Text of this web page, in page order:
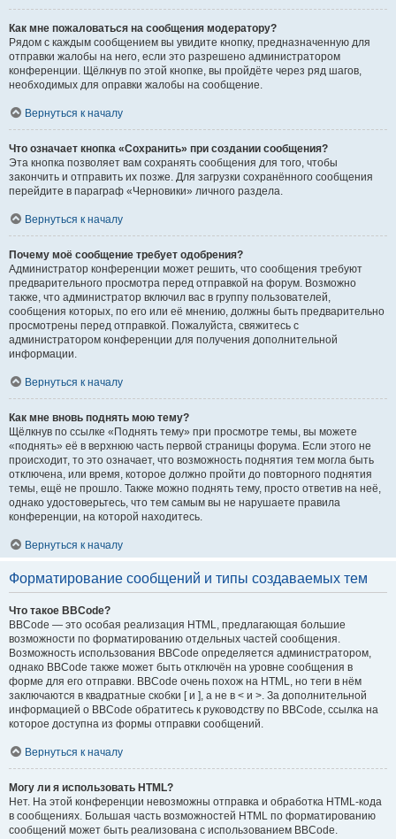
Как мне пожаловаться на сообщения модератору?
Рядом с каждым сообщением вы увидите кнопку, предназначенную для
отправки жалобы на него, если это разрешено администратором
конференции. Щёлкнув по этой кнопке, вы пройдёте через ряд шагов,
необходимых для оправки жалобы на сообщение.
Вернуться к началу
Что означает кнопка «Сохранить» при создании сообщения?
Эта кнопка позволяет вам сохранять сообщения для того, чтобы
закончить и отправить их позже. Для загрузки сохранённого сообщения
перейдите в параграф «Черновики» личного раздела.
Вернуться к началу
Почему моё сообщение требует одобрения?
Администратор конференции может решить, что сообщения требуют
предварительного просмотра перед отправкой на форум. Возможно
также, что администратор включил вас в группу пользователей,
сообщения которых, по его или её мнению, должны быть предварительно
просмотрены перед отправкой. Пожалуйста, свяжитесь с
администратором конференции для получения дополнительной
информации.
Вернуться к началу
Как мне вновь поднять мою тему?
Щёлкнув по ссылке «Поднять тему» при просмотре темы, вы можете
«поднять» её в верхнюю часть первой страницы форума. Если этого не
происходит, то это означает, что возможность поднятия тем могла быть
отключена, или время, которое должно пройти до повторного поднятия
темы, ещё не прошло. Также можно поднять тему, просто ответив на неё,
однако удостоверьтесь, что тем самым вы не нарушаете правила
конференции, на которой находитесь.
Вернуться к началу
Форматирование сообщений и типы создаваемых тем
Что такое BBCode?
BBCode — это особая реализация HTML, предлагающая большие
возможности по форматированию отдельных частей сообщения.
Возможность использования BBCode определяется администратором,
однако BBCode также может быть отключён на уровне сообщения в
форме для его отправки. BBCode очень похож на HTML, но теги в нём
заключаются в квадратные скобки [ и ], а не в < и >. За дополнительной
информацией о BBCode обратитесь к руководству по BBCode, ссылка на
которое доступна из формы отправки сообщений.
Вернуться к началу
Могу ли я использовать HTML?
Нет. На этой конференции невозможны отправка и обработка HTML-кода
в сообщениях. Большая часть возможностей HTML по форматированию
сообщений может быть реализована с использованием BBCode.